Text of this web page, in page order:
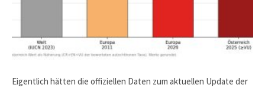
Eigentlich hätten die offiziellen Daten zum aktuellen Update der